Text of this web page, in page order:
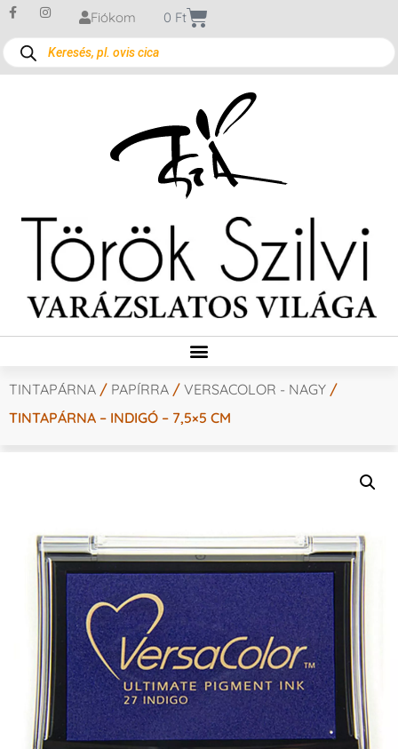
Fiókom 0 Ft
TINTAPÁRNA / PAPÍRRA / VERSACOLOR - NAGY /
TINTAPÁRNA – INDIGÓ – 7,5×5 CM